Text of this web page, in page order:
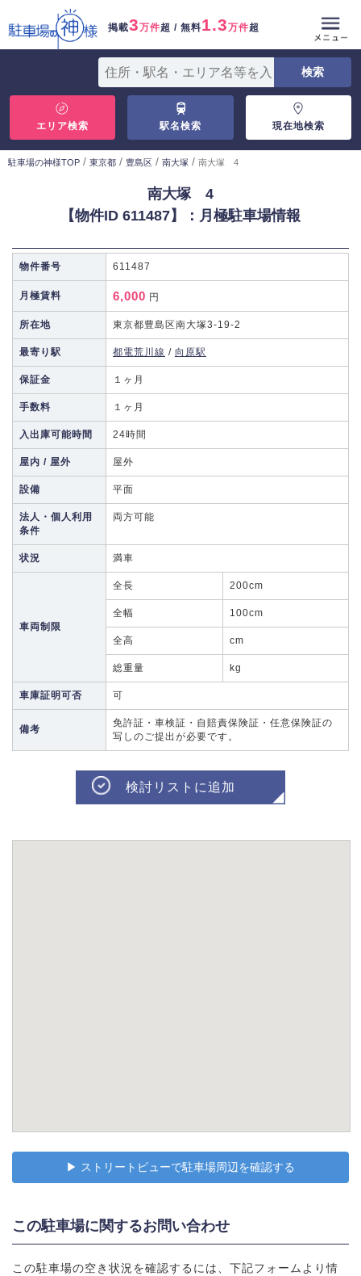
掲載3万件超 / 無料1.3万件超
エリア検索 駅名検索 現在地検索
駐車場の神様TOP / 東京都 / 豊島区 / 南大塚 / 南大塚 4
南大塚 4
【物件ID 611487】：月極駐車場情報
物件番号 611487
月極賃料 6,000 円
所在地 東京都豊島区南大塚3-19-2
最寄り駅 都電荒川線 / 向原駅
保証金 １ヶ月
手数料 １ヶ月
入出庫可能時間 24時間
屋内 / 屋外 屋外
設備 平面
法人・個人利用
条件
両方可能
状況 満車
車両制限
全長 200cm
全幅 100cm
全高 cm
総重量 kg
車庫証明可否 可
備考
免許証・車検証・自賠責保険証・任意保険証の
写しのご提出が必要です。
検討リストに追加
▶︎ ストリートビューで駐車場周辺を確認する
この駐車場に関するお問い合わせ
この駐車場の空き状況を確認するには、下記フォームより情